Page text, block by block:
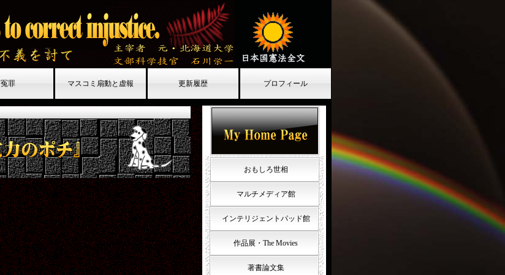
冤罪 マスコミ扇動と虚報 更新履歴 プロフィール
おもしろ世相
マルチメディア館
インテリジェントパッド館
作品展・The Movies
著書論文集